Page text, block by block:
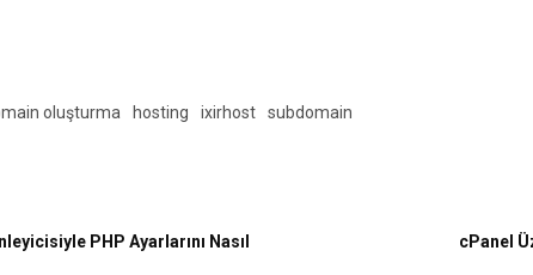
oluşturma hosting ixirhost subdomain
PHP Ayarlarını Nasıl
cPanel